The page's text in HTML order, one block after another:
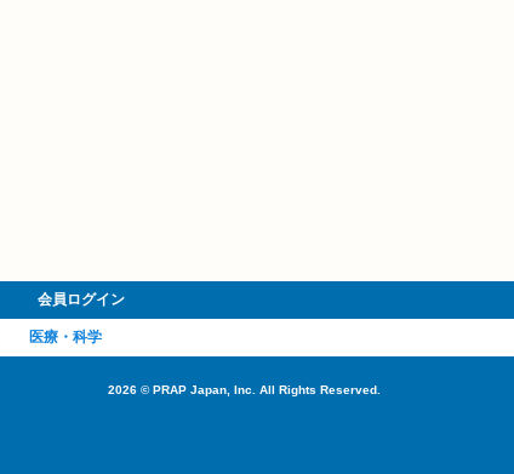
会員ログイン
医療・科学
2026 ©PRAP Japan, Inc. All Rights Reserved.